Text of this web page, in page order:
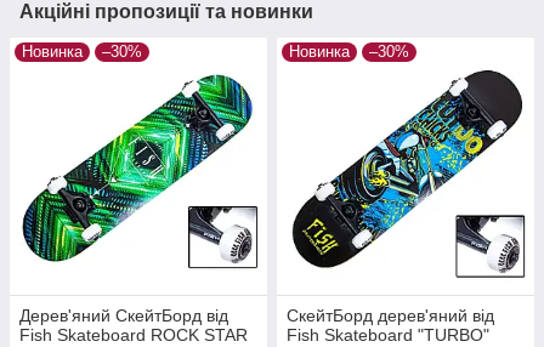
Акційні пропозиції та новинки
Новинка –30%
Дерев'яний СкейтБорд від
Fish Skateboard ROCK STAR
Новинка –30%
СкейтБорд дерев'яний від
Fish Skateboard "TURBO"